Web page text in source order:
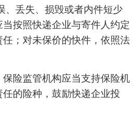
丢失、损毁或者内件短少
按照快递企业与寄件人约定
；对未保价的快件，依照法
险监管机构应当支持保险机
的险种，鼓励快递企业投